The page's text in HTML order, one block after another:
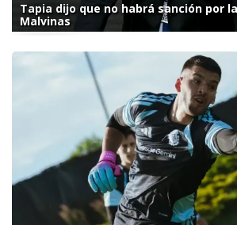
Tapia dijo que no habrá sanción por
Malvinas